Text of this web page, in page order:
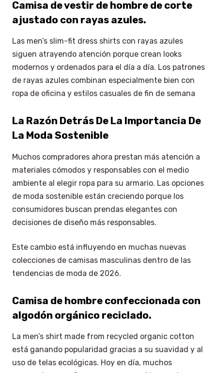
Camisa de vestir de hombre de corte
ajustado con rayas azules.
Las men’s slim-fit dress shirts con rayas azules
siguen atrayendo atención porque crean looks
modernos y ordenados para el día a día. Los patrones
de rayas azules combinan especialmente bien con
ropa de oficina y estilos casuales de fin de semana
La Razón Detrás De La Importancia De
La Moda Sostenible
Muchos compradores ahora prestan más atención a
materiales cómodos y responsables con el medio
ambiente al elegir ropa para su armario. Las opciones
de moda sostenible están creciendo porque los
consumidores buscan prendas elegantes con
decisiones de diseño más responsables.
Este cambio está influyendo en muchas nuevas
colecciones de camisas masculinas dentro de las
tendencias de moda de 2026.
Camisa de hombre confeccionada con
algodón orgánico reciclado.
La men’s shirt made from recycled organic cotton
está ganando popularidad gracias a su suavidad y al
uso de telas ecológicas. Hoy en día, muchos